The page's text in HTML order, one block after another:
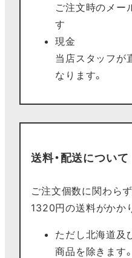
ご注文時のメー
す
現金
当店スタッフが
なります。
送料・配送について
ご注文個数に関わら
1320円の送料がかか
ただし北海道及
商品を除きます。